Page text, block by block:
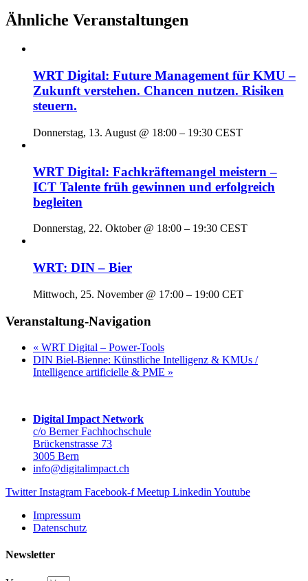
Ähnliche Veranstaltungen
WRT Digital: Future Management für KMU –
Zukunft verstehen. Chancen nutzen. Risiken
steuern.
Donnerstag, 13. August @ 18:00 – 19:30 CEST
WRT Digital: Fachkräftemangel meistern –
ICT Talente früh gewinnen und erfolgreich
begleiten
Donnerstag, 22. Oktober @ 18:00 – 19:30 CEST
WRT: DIN – Bier
Mittwoch, 25. November @ 17:00 – 19:00 CET
Veranstaltung-Navigation
« WRT Digital – Power-Tools
DIN Biel-Bienne: Künstliche Intelligenz & KMUs /
Intelligence artificielle & PME »
Digital Impact Network
c/o Berner Fachhochschule
Brückenstrasse 73
3005 Bern
info@digitalimpact.ch
Twitter Instagram Facebook-f Meetup Linkedin Youtube
Impressum
Datenschutz
Newsletter